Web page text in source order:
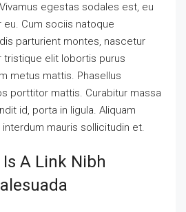
egestas sodales est, eu
Cum sociis natoque
parturient montes, nascetur
tristique elit lobortis purus
metus mattis. Phasellus
porttitor mattis. Curabitur massa
id, porta in ligula. Aliquam
mauris sollicitudin et.
A Link Nibh